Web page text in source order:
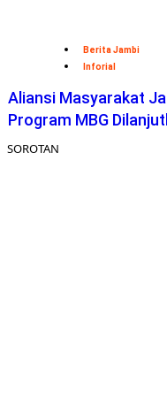
Berita Jambi
Inforial
Aliansi Masyarakat
Program MBG
SOROTAN